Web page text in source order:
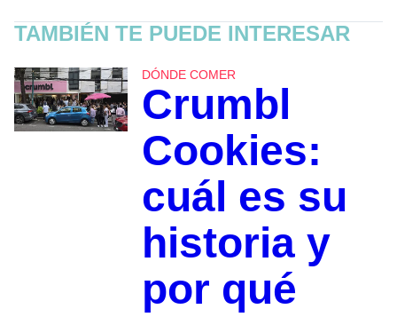
TAMBIÉN TE PUEDE INTERESAR
DÓNDE COMER
Crumbl
Cookies:
cuál es su
historia y
por qué